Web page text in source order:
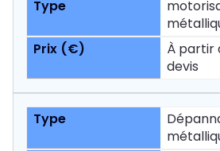
À partir
devis